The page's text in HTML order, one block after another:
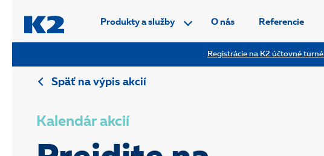
Registrácie na K2 účtovné
Produkty a služby O nás Referencie
Späť na výpis akcií
Kalendár akcií